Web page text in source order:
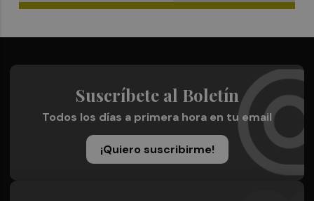
Suscríbete al Boletín
Todos los días a primera hora en tu email
¡Quiero suscribirme!